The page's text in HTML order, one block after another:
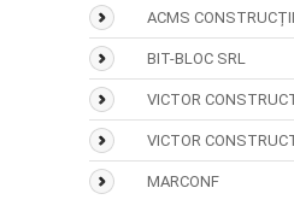
ACMS CONSTRUCȚII
BIT-BLOC SRL
VICTOR
VICTOR
MARCONF